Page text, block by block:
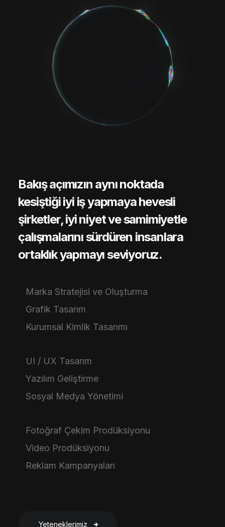
Bakış açımızın aynı noktada
kesiştiği iyi iş yapmaya hevesli
şirketler, iyi niyet ve samimiyetle
çalışmalarını sürdüren insanlara
ortaklık yapmayı seviyoruz.
Marka Stratejisi ve Oluşturma
Grafik Tasarım
Kurumsal Kimlik Tasarımı
UI / UX Tasarım
Yazılım Geliştirme
Sosyal Medya Yönetimi
Fotoğraf Çekim Prodüksiyonu
Video Prodüksiyonu
Reklam Kampanyaları
Yeteneklerimiz